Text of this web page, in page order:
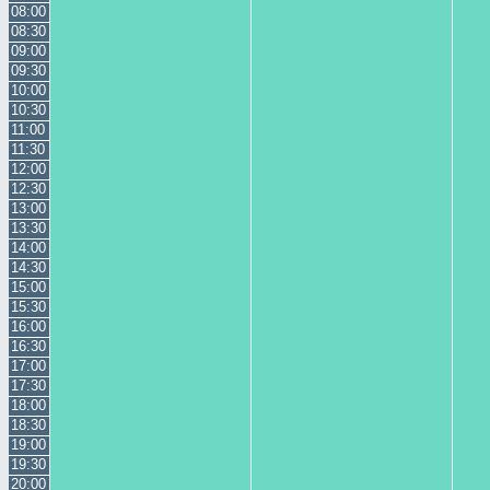
08:00
08:30
09:00
09:30
10:00
10:30
11:00
11:30
12:00
12:30
13:00
13:30
14:00
14:30
15:00
15:30
16:00
16:30
17:00
17:30
18:00
18:30
19:00
19:30
20:00